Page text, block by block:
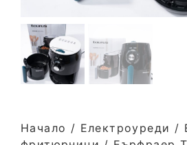
Начало / Електроуреди /